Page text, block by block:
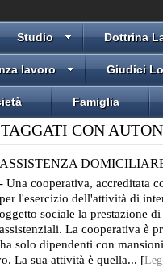
Studio Dottrina
lavoro Giudici
Famiglia
CON
ASSISTENZA
- Una cooperativa, accreditata
per l'esercizio dell'attività di
oggetto sociale la prestazione
assistenziali. La cooperativa è
solo dipendenti con
La sua attività è quella... [